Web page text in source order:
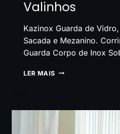
Valinhos
Kazinox Guarda de
Sacada e Mezanino.
Guarda Corpo de Inox
LER MAIS GUARDA
VALINHOS